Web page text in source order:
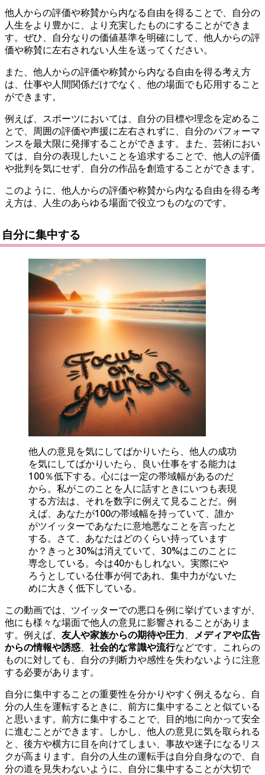
他人からの評価や称賛から内なる自由を得ることで、自分の
人生をより豊かに、より充実したものにすることができま
す。ぜひ、自分なりの価値基準を明確にして、他人からの評
価や称賛に左右されない人生を送ってください。
また、他人からの評価や称賛から内なる自由を得る考え方
は、仕事や人間関係だけでなく、他の場面でも応用すること
ができます。
例えば、スポーツにおいては、自分の目標や理念を定めるこ
とで、周囲の評価や声援に左右されずに、自分のパフォーマ
ンスを最大限に発揮することができます。また、芸術におい
ては、自分の表現したいことを追求することで、他人の評価
や批判を気にせず、自分の作品を創造することができます。
このように、他人からの評価や称賛から内なる自由を得る考
え方は、人生のあらゆる場面で役立つものなのです。
自分に集中する
他人の意見を気にしてばかりいたら、他人の成功
を気にしてばかりいたら、良い仕事をする能力は
100％低下する。心には一定の帯域幅があるのだ
から。私がこのことを人に話すときにいつも表現
する方法は、それを数字に例えて見ることだ。例
えば、あなたが100の帯域幅を持っていて、誰か
がツイッターであなたに意地悪なことを言ったと
する。さて、あなたはどのくらい持っています
か？きっと30%は消えていて、30%はこのことに
専念している。今は40かもしれない。実際にや
ろうとしている仕事が何であれ、集中力がないた
めに大きく低下している。
この動画では、ツイッターでの悪口を例に挙げていますが、
他にも様々な場面で他人の意見に影響されることがありま
す。例えば、 友人や家族からの期待や圧力
メディアや広告
からの情報や誘惑
社会的な常識や流行などです。これらの
ものに対しても、自分の判断力や感性を失わないように注意
する必要があります。
自分に集中することの重要性を分かりやすく例えるなら、自
分の人生を運転するときに、前方に集中することと似ている
と思います。前方に集中することで、目的地に向かって安全
に進むことができます。しかし、他人の意見に気を取られる
と、後方や横方に目を向けてしまい、事故や迷子になるリス
クが高まります。自分の人生の運転手は自分自身なので、自
分の道を見失わないように、自分に集中することが大切で